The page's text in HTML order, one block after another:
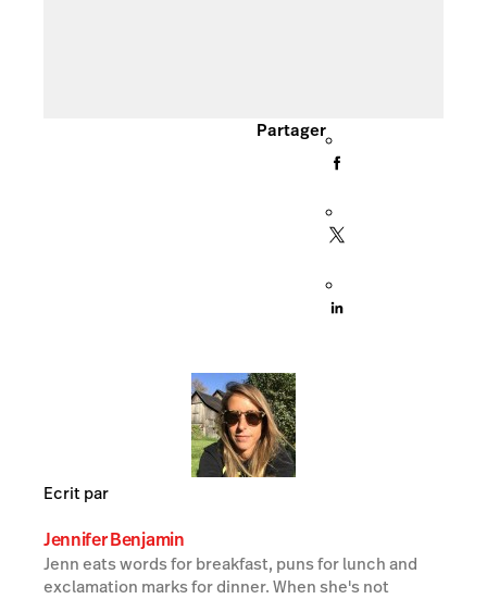
Partager
Ecrit par
Jennifer Benjamin
Jenn eats words for breakfast, puns for lunch and
exclamation marks for dinner. When she's not